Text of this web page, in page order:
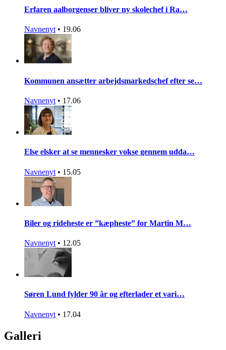
Erfaren aalborgenser bliver ny skolechef i Ra…
Navnenyt • 19.06
Kommunen ansætter arbejdsmarkedschef efter se…
Navnenyt • 17.06
Else elsker at se mennesker vokse gennem udda…
Navnenyt • 15.05
Biler og rideheste er ”kæpheste” for Martin M…
Navnenyt • 12.05
Søren Lund fylder 90 år og efterlader et vari…
Navnenyt • 17.04
Galleri